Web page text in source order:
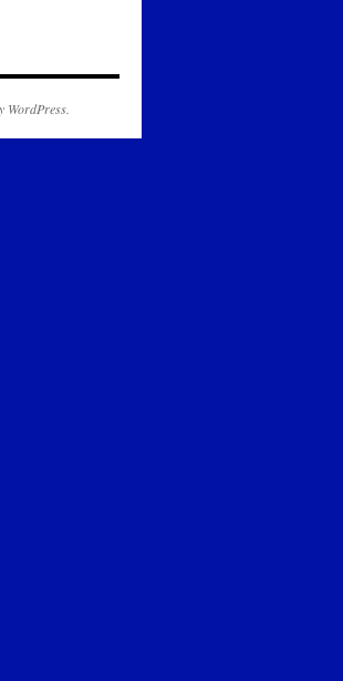
WordPress.